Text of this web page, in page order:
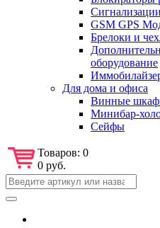
Сигнализации
GSM GPS
Брелоки и
оборудование
Для дома и офиса
Винные
Минибар-
Сейфы
Товаров: 0
0 руб.